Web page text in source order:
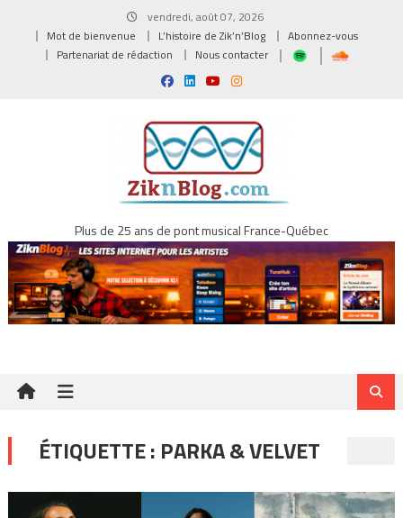
vendredi, août 07, 2026
Mot de bienvenue
L’histoire de Zik’n’Blog
Abonnez-vous
Partenariat de rédaction
Nous contacter
Plus de 25 ans de pont musical France-Québec
ÉTIQUETTE : PARKA & VELVET